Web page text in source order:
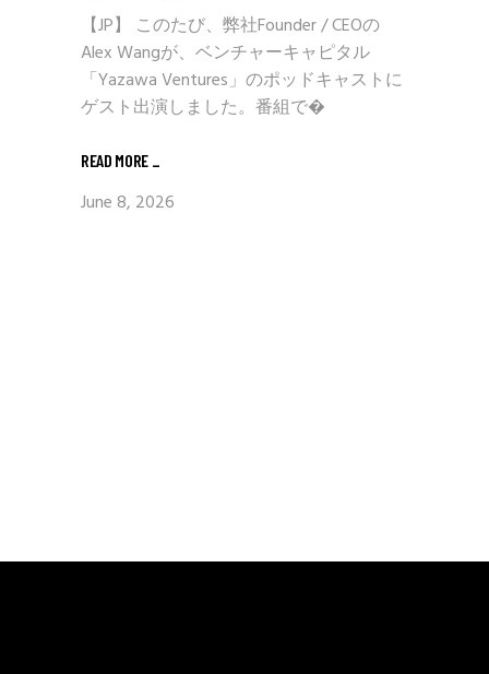
【JP】 このたび、弊社Founder / CEOの
Alex Wangが、ベンチャーキャピタル
「Yazawa Ventures」のポッドキャストに
ゲスト出演しました。番組で�
READ MORE _
June 8, 2026